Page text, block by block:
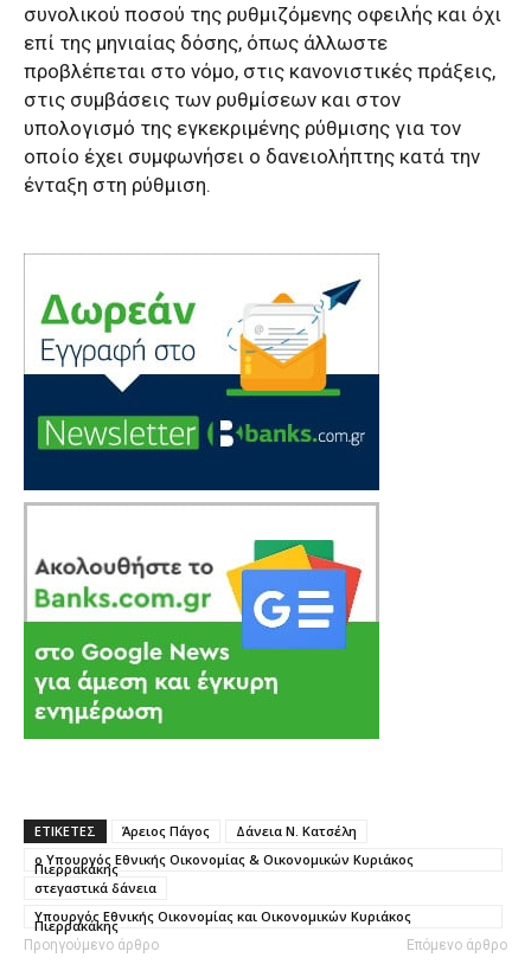
συνολικού ποσού της ρυθμιζόμενης οφειλής και όχι
επί της μηνιαίας δόσης, όπως άλλωστε
προβλέπεται στο νόμο, στις κανονιστικές πράξεις,
στις συμβάσεις των ρυθμίσεων και στον
υπολογισμό της εγκεκριμένης ρύθμισης για τον
οποίο έχει συμφωνήσει ο δανειολήπτης κατά την
ένταξη στη ρύθμιση.
ΕΤΙΚΕΤΕΣ Άρειος Πάγος
Δάνεια Ν. Κατσέλη
ο Υπουργός Εθνικής Οικονομίας & Οικονομικών Κυριάκος
Πιερρακάκης
στεγαστικά δάνεια
Υπουργός Εθνικής Οικονομίας και Οικονομικών Κυριάκος
Πιερρακάκης
Προηγούμενο άρθρο Επόμενο άρθρο